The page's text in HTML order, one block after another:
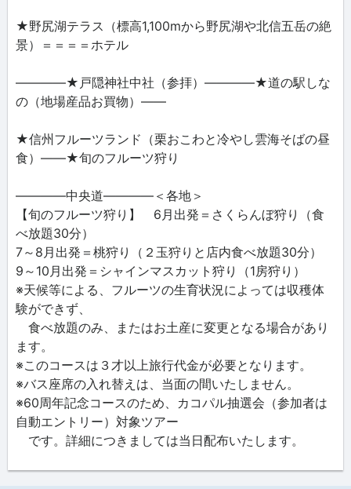
★野尻湖テラス（標高1,100mから野尻湖や北信五岳の絶
景）＝＝＝＝ホテル
――――★戸隠神社中社（参拝）――――★道の駅しな
の（地場産品お買物）――
★信州フルーツランド（栗おこわと冷やし雲海そばの昼
食）――★旬のフルーツ狩り
――――中央道――――＜各地＞
【旬のフルーツ狩り】 6月出発＝さくらんぼ狩り（食
べ放題30分）
7～8月出発＝桃狩り（２玉狩りと店内食べ放題30分）
9～10月出発＝シャインマスカット狩り（1房狩り）
※天候等による、フルーツの生育状況によっては収穫体
験ができず、
食べ放題のみ、またはお土産に変更となる場合があり
ます。
※このコースは３才以上旅行代金が必要となります。
※バス座席の入れ替えは、当面の間いたしません。
※60周年記念コースのため、カコパル抽選会（参加者は
自動エントリー）対象ツアー
です。詳細につきましては当日配布いたします。